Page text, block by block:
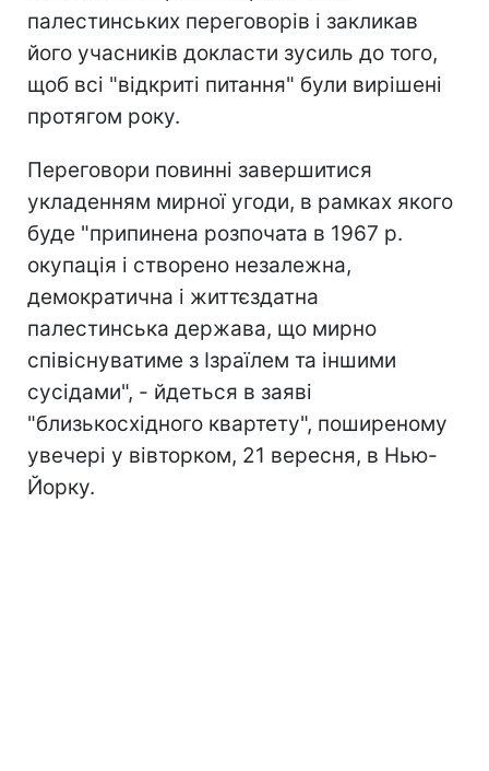
палестинських переговорів і закликав
його учасників докласти зусиль до того,
щоб всі "відкриті питання" були вирішені
протягом року.
Переговори повинні завершитися
укладенням мирної угоди, в рамках якого
буде "припинена розпочата в 1967 р.
окупація і створено незалежна,
демократична і життєздатна
палестинська держава, що мирно
співіснуватиме з Ізраїлем та іншими
сусідами", - йдеться в заяві
"близькосхідного квартету", поширеному
увечері у вівторком, 21 вересня, в Нью-
Йорку.